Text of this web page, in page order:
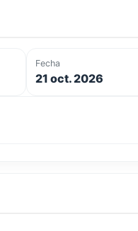
Fecha
21 oct. 2026